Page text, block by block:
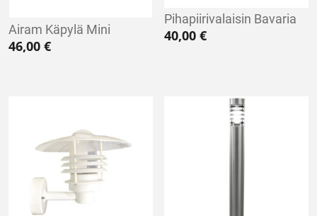
Airam Käpylä Mini
46,00 €
Pihapiirivalaisin Bavaria
40,00€